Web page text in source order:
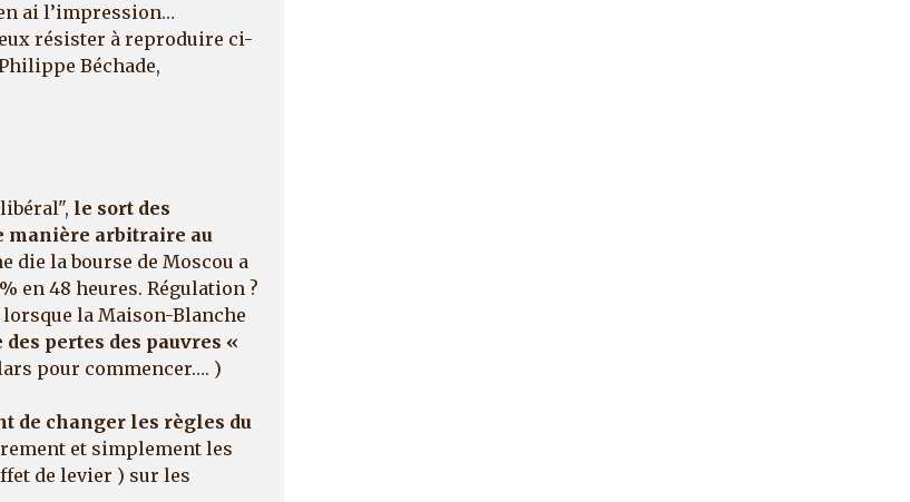
ai l’impression…
résister à reproduire ci-
Béchade,
le sort des
manière arbitraire au
die la bourse de Moscou a
en 48 heures. Régulation ?
la Maison-Blanche
pertes des pauvres «
pour commencer…. )
de changer les règles du
et simplement les
de levier ) sur les